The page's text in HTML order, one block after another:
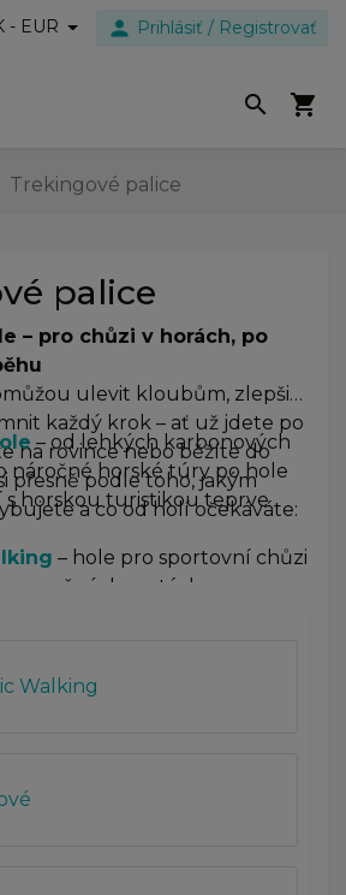
- EUR person Prihlásiť / Registrovať
search shopping_cart
Trekingové palice
palice
– pro chůzi v horách, po
ulevit kloubům, zlepšit
každý krok – ať už jdete po
na rovince nebo běžíte do
přesně podle toho, jakým
a co od holí očekáváte:
– od lehkých karbonových
náročné horské túry po hole
s horskou turistikou teprve
– hole pro sportovní chůzi
cestách
hole
zámky i náhradní omotávky
Walking